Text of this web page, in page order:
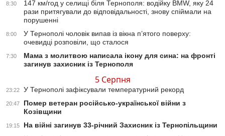
8:30
147 км/год у селищі біля Тернополя: водійку BMW, яку 24
рази притягували до відповідальності, знову спіймали на
порушенні
8:00
У Тернополі чоловік випав із вікна п’ятого поверху:
очевидці розповіли, що сталося
7:30
Мама з молитвою написала ікону для сина: на фронті
загинув захисник із Тернополя
5 Серпня
23:22 У Тернополі зафіксували температурний рекорд
20:47
Помер ветеран російсько-української війни з
Козівщини
19:15 На війні загинув 33-річний Захисник із Тернопільщини